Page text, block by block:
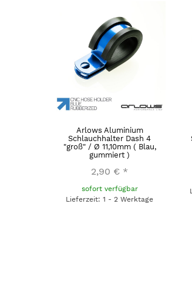
Arlows Aluminium
Schlauchhalter Dash 4
"groß" / Ø 11,10mm ( Blau,
gummiert )
2,90 € *
sofort verfügbar
Lieferzeit: 1 - 2 Werktage